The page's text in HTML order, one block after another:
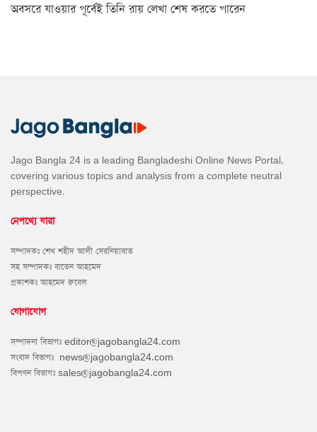
অবসরে যাওয়ার পূর্বেই তিনি রায় লেখা শেষ করতে পারেন
Jago Bangla 24 is a leading Bangladeshi Online News Portal,
covering various topics and analysis from a complete neutral
perspective.
নেপথ্যে যারা
সম্পাদকঃ শেখ শহীদ আলী সেরনিয়াবাত
সহ সম্পাদকঃ বাতেন আহমেদ
প্রকাশকঃ আহমেদ রুবেল
যোগাযোগ
সম্পাদনা বিভাগঃ editor@jagobangla24.com
সংবাদ বিভাগঃ news@jagobangla24.com
বিপণন বিভাগঃ sales@jagobangla24.com